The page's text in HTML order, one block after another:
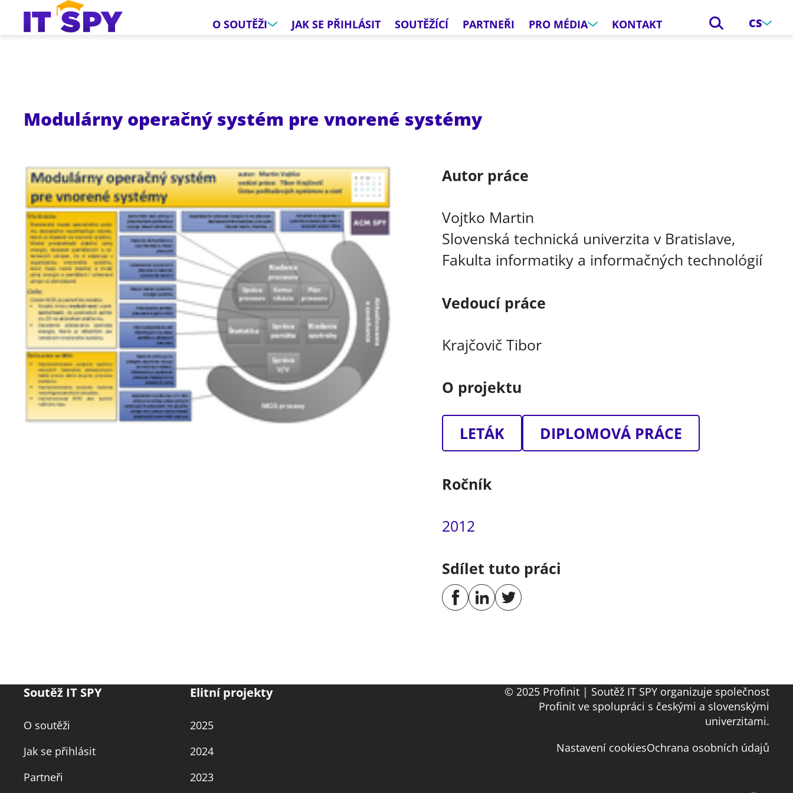
O SOUTĚŽI JAK SE PŘIHLÁSIT SOUTĚŽÍCÍ PARTNEŘI PRO MÉDIA KONTAKT CS
Modulárny operačný systém pre vnorené systémy
Autor práce
Vojtko Martin
Slovenská technická univerzita v Bratislave,
Fakulta informatiky a informačných technológií
Vedoucí práce
Krajčovič Tibor
O projektu
LETÁK DIPLOMOVÁ PRÁCE
Ročník
2012
Sdílet tuto práci
Soutěž IT SPY
O soutěži
Jak se přihlásit
Partneři
Elitní projekty
2025
2024
2023
© 2025 Profinit | Soutěž IT SPY organizuje společnost
Profinit ve spolupráci s českými a slovenskými
univerzitami.
Nastavení cookiesOchrana osobních údajů